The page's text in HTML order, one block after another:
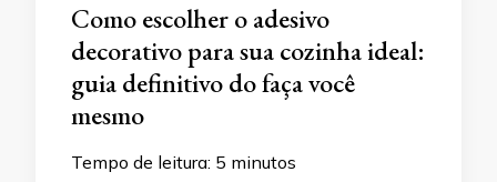
Como escolher o adesivo
decorativo para sua cozinha ideal:
guia definitivo do faça você
mesmo
Tempo de leitura: 5 minutos